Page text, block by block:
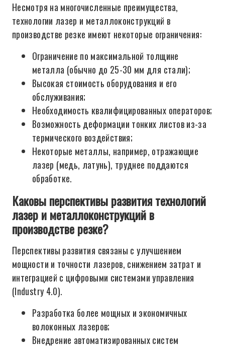
Несмотря на многочисленные преимущества,
технологии лазер и металлоконструкций в
производстве резке имеют некоторые ограничения:
Ограничение по максимальной толщине
металла (обычно до 25-30 мм для стали);
Высокая стоимость оборудования и его
обслуживания;
Необходимость квалифицированных операторов;
Возможность деформации тонких листов из-за
термического воздействия;
Некоторые металлы, например, отражающие
лазер (медь, латунь), труднее поддаются
обработке.
Каковы перспективы развития технологий
лазер и металлоконструкций в
производстве резке?
Перспективы развития связаны с улучшением
мощности и точности лазеров, снижением затрат и
интеграцией с цифровыми системами управления
(Industry 4.0).
Разработка более мощных и экономичных
волоконных лазеров;
Внедрение автоматизированных систем